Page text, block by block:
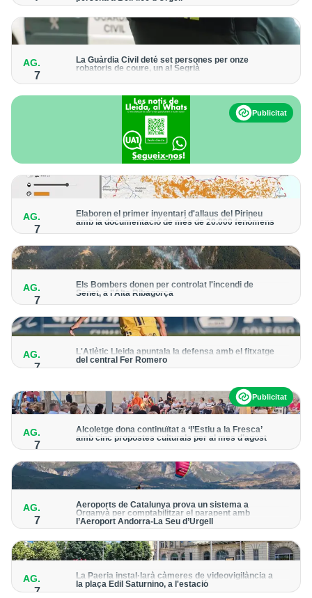
forma progressiva
AG.
7
La Guàrdia Civil deté set persones per onze
robatoris de coure, un al Segrià
Publicitat
AG.
7
Elaboren el primer inventari d'allaus del Pirineu
amb la documentació de més de 20.000 fenòmens
Obra de l'Institut Cartogràfic i Geològic de Catalunya, amb
AG.
7
Els Bombers donen per controlat l'incendi de
Senet, a l'Alta Ribagorça
El cos manté la vigilància de la zona amb drons i mitjans aeris
AG.
7
L'Atlètic Lleida apuntala la defensa amb el fitxatge
del central Fer Romero
Publicitat
AG.
7
Alcoletge dona continuïtat a ‘l’Estiu a la Fresca’
amb cinc propostes culturals per al mes d’agost
Un dels grans protagonistes de la programació serà
AG.
7
Aeroports de Catalunya prova un sistema a
Organyà per comptabilitzar el parapent amb
l’Aeroport Andorra-La Seu d’Urgell
mòbil per donar pas als avions amb vols instrumentals
AG.
7
La Paeria instal·larà càmeres de videovigilància a
la plaça Edil Saturnino, a l'estació